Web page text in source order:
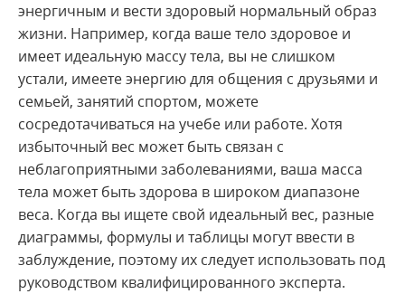
энергичным и вести здоровый нормальный образ
жизни. Например, когда ваше тело здоровое и
имеет идеальную массу тела, вы не слишком
устали, имеете энергию для общения с друзьями и
семьей, занятий спортом, можете
сосредотачиваться на учебе или работе. Хотя
избыточный вес может быть связан с
неблагоприятными заболеваниями, ваша масса
тела может быть здорова в широком диапазоне
веса. Когда вы ищете свой идеальный вес, разные
диаграммы, формулы и таблицы могут ввести в
заблуждение, поэтому их следует использовать под
руководством квалифицированного эксперта.